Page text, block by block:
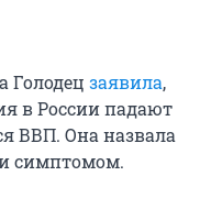
Голодец заявила,
в России падают
ВВП. Она назвала
симптомом.